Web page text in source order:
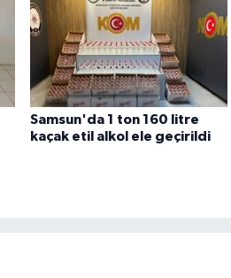
Samsun'da 1 ton 160 litre
kaçak etil alkol ele geçirildi